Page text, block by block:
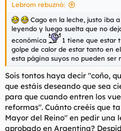
Lebrom rebuznó:
Cago en la leche, justo iba
leyendo y luego suelta que no
económica
1 tiene que estar
golpe de calor de estar tanto en
esta página suyos no pueden ser
Sois tontos haya decir "coño,
que estáis deseando que sea
para que cuando entren los
reformas". Cuánto creéis que
Mayor del Reino" en pedir una
aprobado en Argentina?